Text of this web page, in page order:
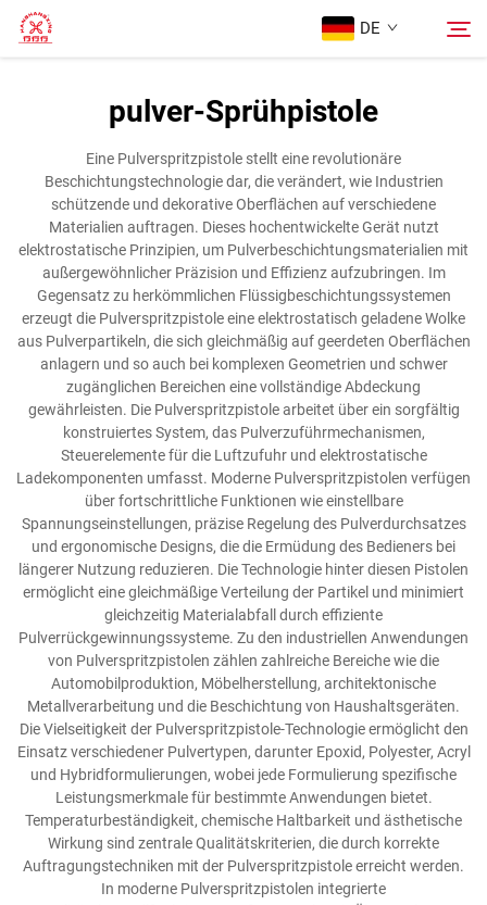
DE
Produkte
Über Uns
Fälle
Kontaktieren Sie uns
Suche
pulver-Sprühpistole
Eine Pulverspritzpistole stellt eine revolutionäre
Beschichtungstechnologie dar, die verändert, wie Industrien
schützende und dekorative Oberflächen auf verschiedene
Materialien auftragen. Dieses hochentwickelte Gerät nutzt
elektrostatische Prinzipien, um Pulverbeschichtungsmaterialien mit
außergewöhnlicher Präzision und Effizienz aufzubringen. Im
Gegensatz zu herkömmlichen Flüssigbeschichtungssystemen
erzeugt die Pulverspritzpistole eine elektrostatisch geladene Wolke
aus Pulverpartikeln, die sich gleichmäßig auf geerdeten Oberflächen
anlagern und so auch bei komplexen Geometrien und schwer
zugänglichen Bereichen eine vollständige Abdeckung
gewährleisten. Die Pulverspritzpistole arbeitet über ein sorgfältig
konstruiertes System, das Pulverzuführmechanismen,
Steuerelemente für die Luftzufuhr und elektrostatische
Ladekomponenten umfasst. Moderne Pulverspritzpistolen verfügen
über fortschrittliche Funktionen wie einstellbare
Spannungseinstellungen, präzise Regelung des Pulverdurchsatzes
und ergonomische Designs, die die Ermüdung des Bedieners bei
längerer Nutzung reduzieren. Die Technologie hinter diesen Pistolen
ermöglicht eine gleichmäßige Verteilung der Partikel und minimiert
gleichzeitig Materialabfall durch effiziente
Pulverrückgewinnungssysteme. Zu den industriellen Anwendungen
von Pulverspritzpistolen zählen zahlreiche Bereiche wie die
Automobilproduktion, Möbelherstellung, architektonische
Metallverarbeitung und die Beschichtung von Haushaltsgeräten.
Die Vielseitigkeit der Pulverspritzpistole-Technologie ermöglicht den
Einsatz verschiedener Pulvertypen, darunter Epoxid, Polyester, Acryl
und Hybridformulierungen, wobei jede Formulierung spezifische
Leistungsmerkmale für bestimmte Anwendungen bietet.
Temperaturbeständigkeit, chemische Haltbarkeit und ästhetische
Wirkung sind zentrale Qualitätskriterien, die durch korrekte
Auftragungstechniken mit der Pulverspritzpistole erreicht werden.
In moderne Pulverspritzpistolen integrierte